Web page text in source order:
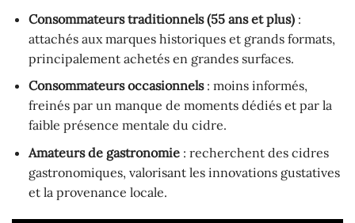
Consommateurs traditionnels (55 ans et plus):
attachés aux marques historiques et grands formats,
principalement achetés en grandes surfaces.
Consommateurs occasionnels: moins informés,
freinés par un manque de moments dédiés et par la
faible présence mentale du cidre.
Amateurs de gastronomie: recherchent des cidres
gastronomiques, valorisant les innovations gustatives
et la provenance locale.